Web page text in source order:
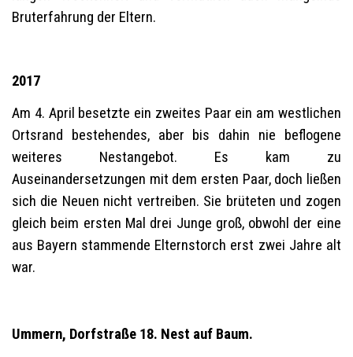
Bruterfahrung der Eltern.
2017
Am 4. April besetzte ein zweites Paar ein am westlichen
Ortsrand bestehendes, aber bis dahin nie beflogene
weiteres Nestangebot. Es kam zu
Auseinandersetzungen mit dem ersten Paar, doch ließen
sich die Neuen nicht vertreiben. Sie brüteten und zogen
gleich beim ersten Mal drei Junge groß, obwohl der eine
aus Bayern stammende Elternstorch erst zwei Jahre alt
war.
Ummern, Dorfstraße 18. Nest auf Baum.